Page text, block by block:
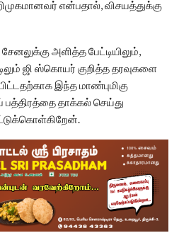
என்பதால், விசயத்துக்கு
அளித்த பேட்டியிலும்,
ஜி ஸ்கொயர் குறித்த தரவுகளை
இந்த மாண்புமிகு
பத்திரத்தை தாக்கல் செய்து